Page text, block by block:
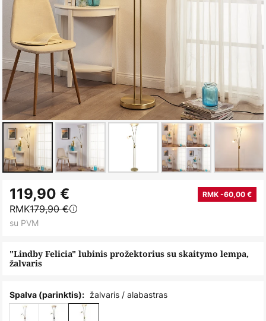
to
the
beginning
the
images
"Lindby Felicia" lubinis prožektorius su skaitymo lempa,
žalvaris
119,90 € RMK -60,00 €
RMK179,90 €
su PVM
Spalva (parinktis): žalvaris / alabastras